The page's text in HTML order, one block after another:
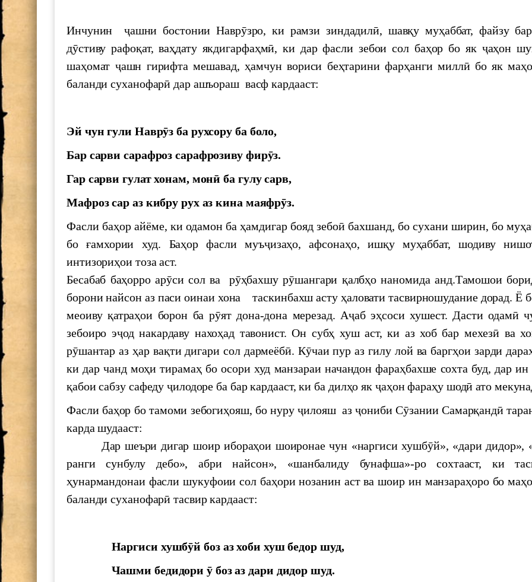
Баргузории Конфронси байналмилалии илмӣ-амалии “Ҷуғрофияи таърихӣ ва
фарҳангии “Шоҳнома”
«Захираи Хоразмшоҳӣ»-и Сайид Исмоили Ҷурҷонӣ баъди 40 сол омодаи чоп шуд
Инчунин ҷашни бостонии Наврӯзро, ки рамзи зиндадилӣ, шавқу муҳаббат, файзу
дӯстиву рафоқат, ваҳдату якдигарфаҳмӣ, ки дар фасли зебои сол баҳор бо як ҷаҳон
шаҳомат ҷашн гирифта мешавад, ҳамчун вориси беҳтарини фарҳанги миллӣ бо як
баланди суханофарӣ дар ашъораш васф кардааст:
Эй чун гули Наврӯз ба рухсору ба боло,
Бар сарви сарафроз сарафрозиву фирӯз.
Гар сарви гулат хонам, монӣ ба гулу сарв,
Мафроз сар аз кибру рух аз кина маяфрӯз.
Фасли баҳор айёме, ки одамон ба ҳамдигар бояд зебоӣ бахшанд, бо сухани ширин, бо
бо ғамхории худ. Баҳор фасли муъҷизаҳо, афсонаҳо, ишқу муҳаббат, шодиву
интизориҳои тоза аст.
Бесабаб баҳорро арӯси сол ва рӯҳбахшу рӯшангари қалбҳо наномида анд.Тамошои
борони найсон аз паси оинаи хона таскинбахш асту ҳаловати тасвирношудание дорад. Ё
меоиву қатраҳои борон ба рӯят дона-дона мерезад. Аҷаб эҳсоси хушест. Дасти одамӣ
зебоиро эҷод накардаву нахоҳад тавонист. Он субҳ хуш аст, ки аз хоб бар мехезӣ ва
рӯшантар аз ҳар вақти дигари сол дармеёбӣ. Кӯчаи пур аз гилу лой ва баргҳои зарди
ки дар чанд моҳи тирамаҳ бо осори худ манзараи начандон фараҳбахше сохта буд, дар ин
қабои сабзу сафеду ҷилодоре ба бар кардааст, ки ба дилҳо як ҷаҳон фараҳу шодӣ ато
Фасли баҳор бо тамоми зебогиҳояш, бо нуру ҷилояш аз ҷониби Сӯзании Самарқандӣ
карда шудааст:
Дар шеъри дигар шоир ибораҳои шоиронае чун «наргиси хушбӯй», «дари дидор»,
ранги сунбулу дебо», абри найсон», «шанбалиду бунафша»-ро сохтааст, ки
ҳунармандонаи фасли шукуфоии сол баҳори нозанин аст ва шоир ин манзараҳоро бо
баланди суханофарӣ тасвир кардааст:
Наргиси хушбӯй боз аз хоби хуш бедор шуд,
Чашми бедидори ӯ боз аз дари дидор шуд.